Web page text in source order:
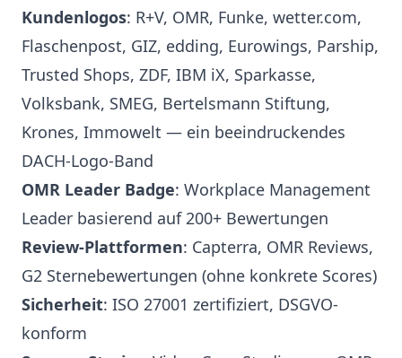
Kundenlogos: R+V, OMR, Funke, wetter.com,
Flaschenpost, GIZ, edding, Eurowings, Parship,
Trusted Shops, ZDF, IBM iX, Sparkasse,
Volksbank, SMEG, Bertelsmann Stiftung,
Krones, Immowelt — ein beeindruckendes
DACH-Logo-Band
OMR Leader Badge: Workplace Management
Leader basierend auf 200+ Bewertungen
Review-Plattformen: Capterra, OMR Reviews,
G2 Sternebewertungen (ohne konkrete Scores)
Sicherheit: ISO 27001 zertifiziert, DSGVO-
konform